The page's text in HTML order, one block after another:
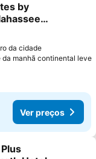
favoritos
by
da cidade
da manhã continental leve
Ver preços
favoritos